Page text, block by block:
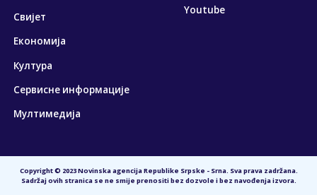
Свијет
Економија
Култура
Сервисне информације
Мултимедија
Youtube
Copyright © 2023 Novinska agencija Republike Srpske - Srna. Sva prava zadržana.
Sadržaj ovih stranica se ne smije prenositi bez dozvole i bez navođenja izvora.